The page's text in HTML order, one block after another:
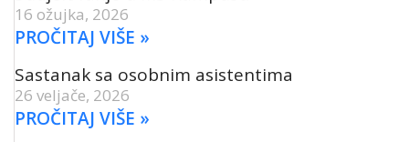
16 ožujka, 2026
PROČITAJ VIŠE »
Sastanak sa osobnim asistentima
26 veljače, 2026
PROČITAJ VIŠE »